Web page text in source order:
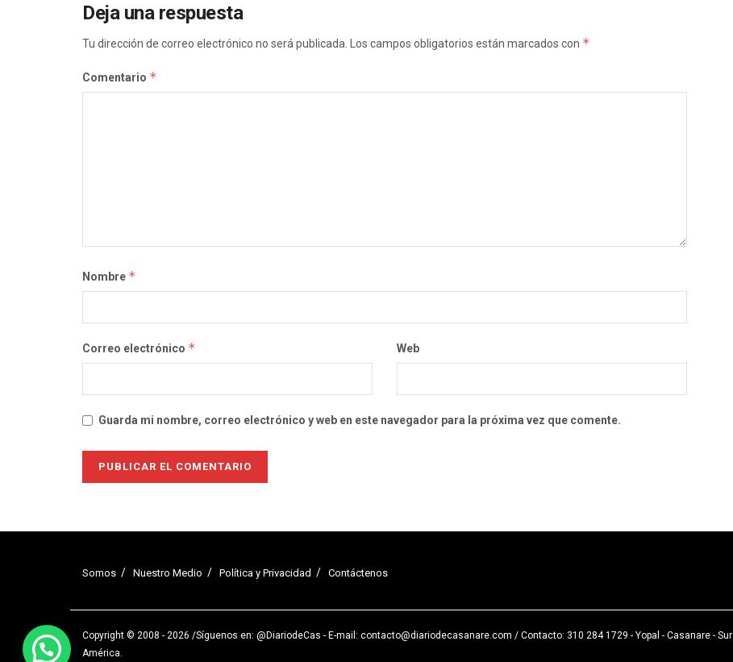
Deja una respuesta
Tu dirección de correo electrónico no será publicada. Los campos obligatorios están marcados con *
Comentario *
Nombre *
Correo electrónico * Web
Guarda mi nombre, correo electrónico y web en este navegador para la próxima vez que comente.
Somos Nuestro Medio Política y Privacidad Contáctenos
Copyright © 2008 - 2026 /Síguenos en: @DiariodeCas - E-mail: contacto@diariodecasanare.com / Contacto: 310 284 1729 - Yopal - Casanare - Sur
América.